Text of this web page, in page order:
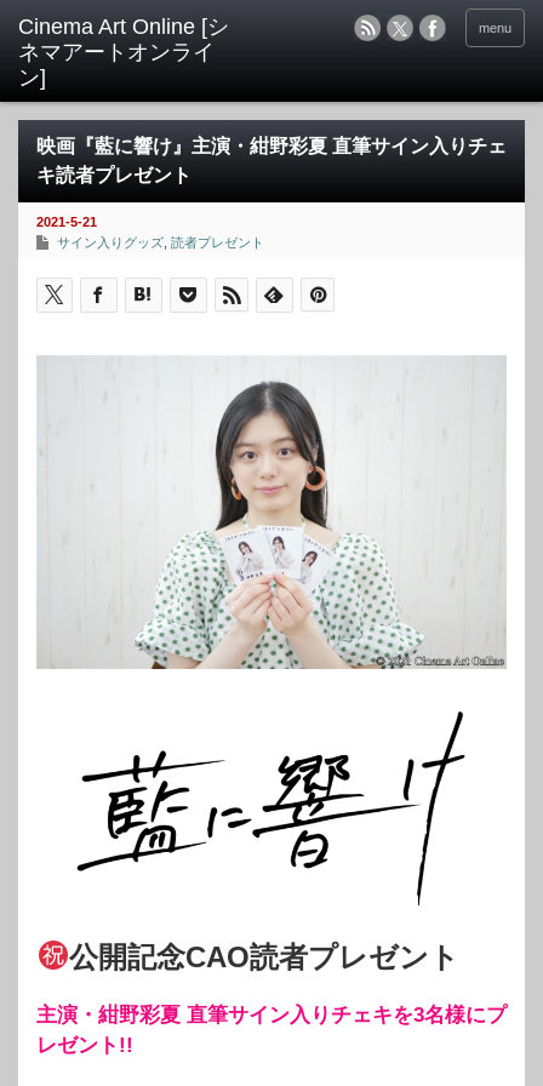
menu
映画『藍に響け』主演・紺野彩夏 直筆サイン入りチェ
キ読者プレゼント
2021-5-21
サイン入りグッズ 読者プレゼント
公開記念CAO読者プレゼント
主演・紺野彩夏 直筆サイン入りチェキを3名様にプ
レゼント!!